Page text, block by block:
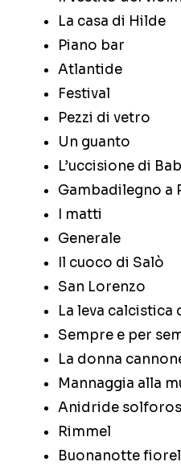
La casa di Hilde
Piano bar
Atlantide
Festival
Pezzi di vetro
Un guanto
L’uccisione di
Gambadilegno a
I matti
Generale
Il cuoco di Salò
San Lorenzo
La leva calcistica
Sempre e per
La donna
Mannaggia alla
Anidride
Rimmel
Buonanotte